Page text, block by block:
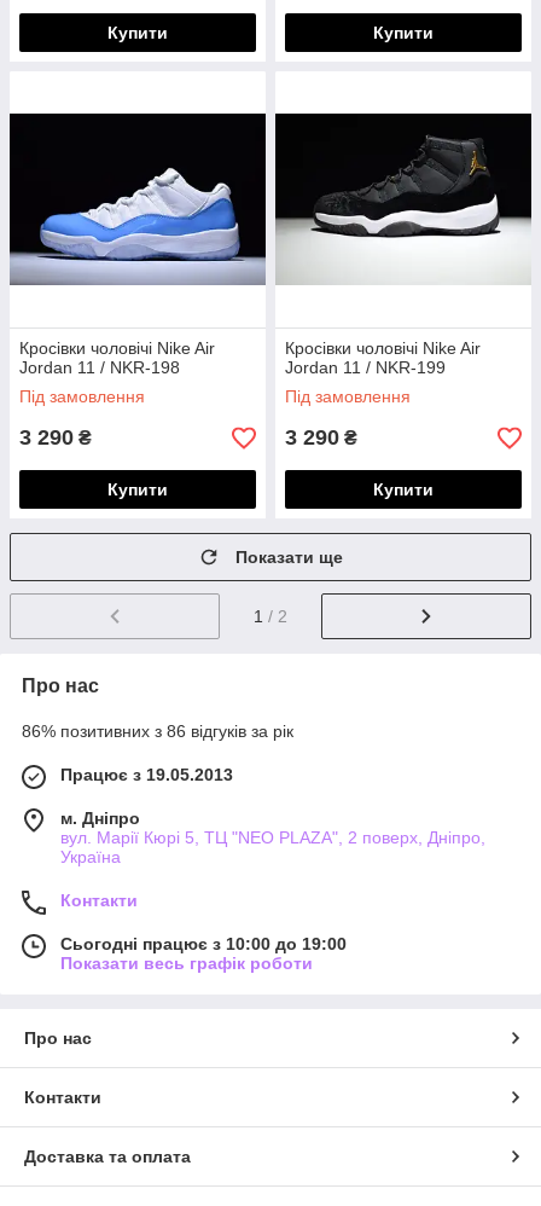
Купити Купити
Кросівки чоловічі Nike Air
Jordan 11 / NKR-198
Під замовлення
3 290 ₴
Купити
Кросівки чоловічі Nike Air
Jordan 11 / NKR-199
Під замовлення
3 290 ₴
Купити
Показати ще
1 / 2
Про нас
86% позитивних з 86 відгуків за рік
Працює з 19.05.2013
м. Дніпро
вул. Марії Кюрі 5, ТЦ "NEO PLAZA", 2 поверх, Дніпро,
Україна
Контакти
Сьогодні працює з 10:00 до 19:00
Показати весь графік роботи
Про нас
Контакти
Доставка та оплата